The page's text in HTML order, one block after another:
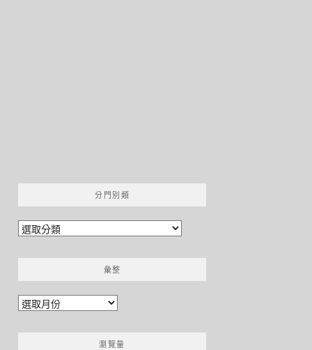
分門別類
分
別
彙整
彙
瀏覽量